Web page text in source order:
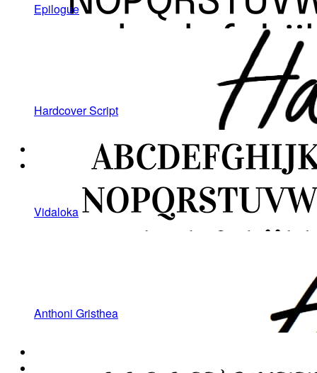
Epilogue
Hardcover Script
Vidaloka
Anthoni Gristhea